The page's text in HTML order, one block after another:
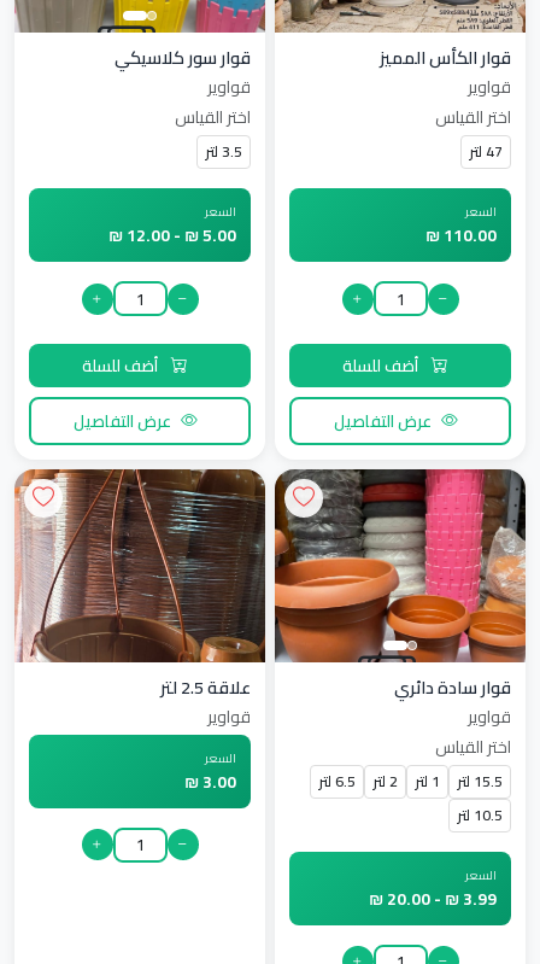
قوار الكأس المميز
قواوير
اختر القياس
47 لتر
السعر
110.00 ₪
عرض التفاصيل
قوار سور كلاسيكي
قواوير
اختر القياس
3.5 لتر
السعر
5.00 ₪ - 12.00 ₪
عرض التفاصيل
قوار سادة دائري
قواوير
اختر القياس
15.5 لتر 1 لتر 2 لتر
6.5 لتر
10.5 لتر
السعر
3.99 ₪ - 20.00 ₪
علاقة 2.5 لتر
قواوير
السعر
3.00 ₪